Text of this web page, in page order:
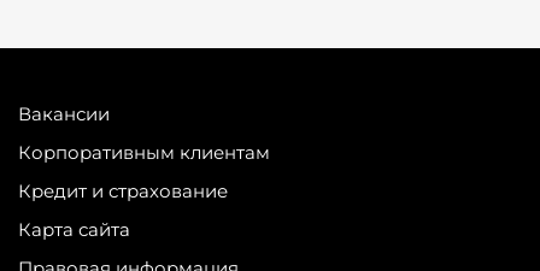
Вакансии
Корпоративным клиентам
Кредит и страхование
Карта сайта